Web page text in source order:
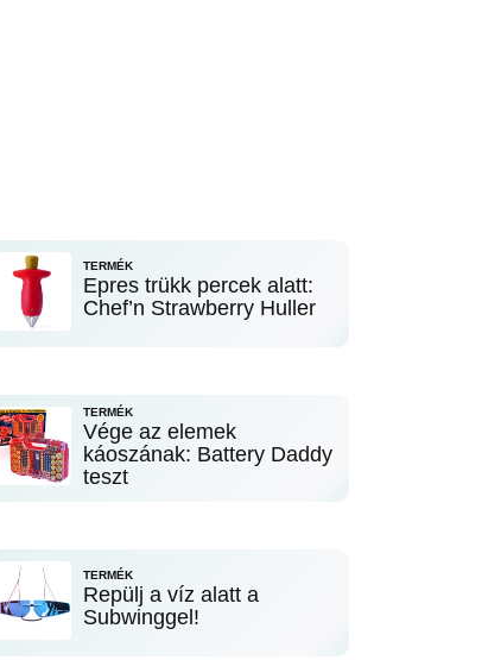
TERMÉK
Epres trükk percek alatt:
Chef’n Strawberry Huller
TERMÉK
Vége az elemek
káoszának: Battery Daddy
teszt
TERMÉK
Repülj a víz alatt a
Subwinggel!